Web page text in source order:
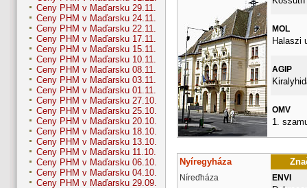
Ceny PHM v Maďarsku 29.11.
Ceny PHM v Maďarsku 24.11.
Ceny PHM v Maďarsku 22.11.
Ceny PHM v Maďarsku 17.11.
Ceny PHM v Maďarsku 15.11.
Ceny PHM v Maďarsku 10.11.
Ceny PHM v Maďarsku 08.11.
Ceny PHM v Maďarsku 03.11.
Ceny PHM v Maďarsku 01.11.
Ceny PHM v Maďarsku 27.10.
Ceny PHM v Maďarsku 25.10.
Ceny PHM v Maďarsku 20.10.
Ceny PHM v Maďarsku 18.10.
Ceny PHM v Maďarsku 13.10.
Ceny PHM v Maďarsku 11.10.
Ceny PHM v Maďarsku 06.10.
Ceny PHM v Maďarsku 04.10.
Ceny PHM v Maďarsku 29.09.
MOL
Halaszi
AGIP
OMV
1.
Nyíregyháza
Níreďháza ENVI